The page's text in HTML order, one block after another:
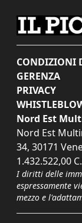
CONDIZIONI
GERENZA
PRIVACY
Nord Est
Nord Est
34, 30171
1.432.522,00
I diritti delle
espressamente
mezzo e